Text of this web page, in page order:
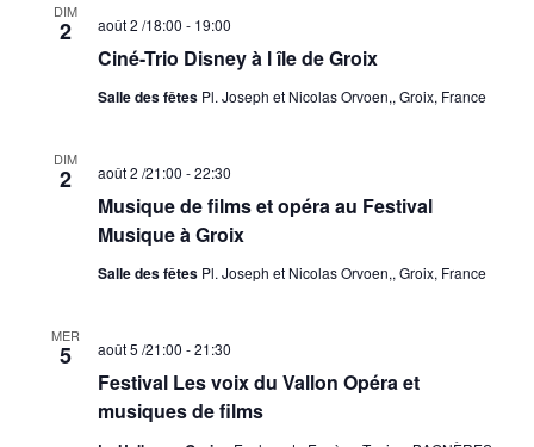
DIM
2
Ciné-Trio Disney à l île de Groix
août 2 /18:00 - 19:00
Salle des fêtes Pl. Joseph et Nicolas Orvoen,, Groix, France
DIM
2
Musique de films et opéra au Festival
Musique à Groix
août 2 /21:00 -22:30
Salle des fêtes Pl. Joseph et Nicolas Orvoen,, Groix, France
MER
5
Festival Les voix du Vallon Opéra et
musiques de films
août 5 /21:00 -21:30